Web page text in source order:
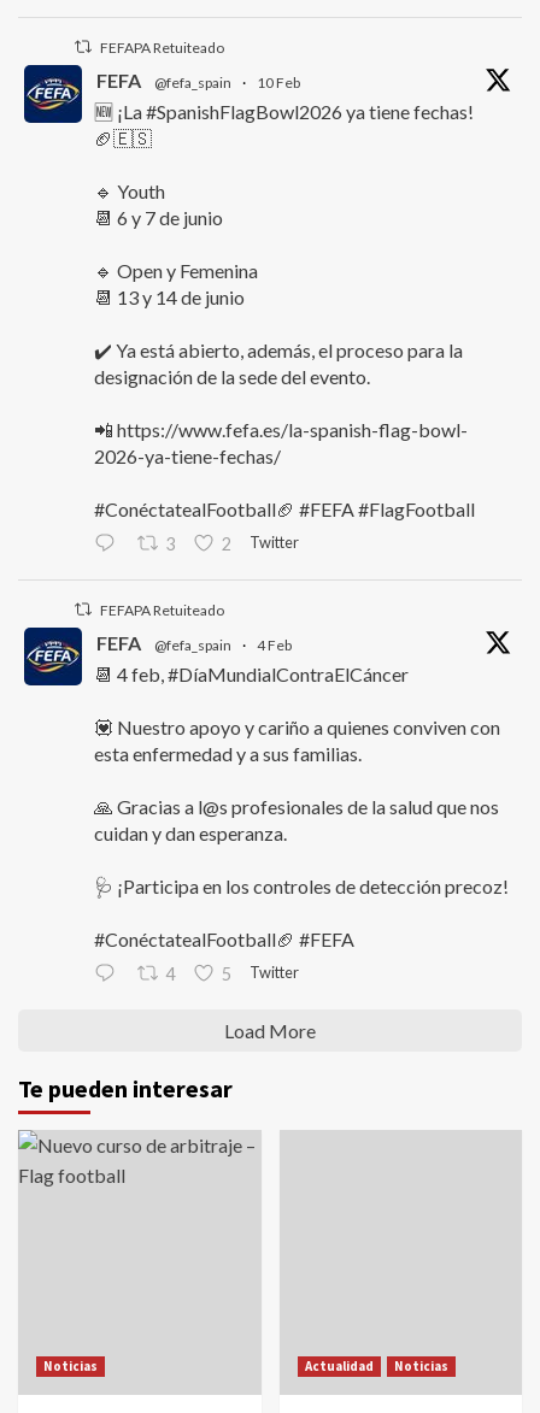
FEFAPA Retuiteado
FEFA @fefa_spain · 10 Feb
🆕 ¡La #SpanishFlagBowl2026 ya tiene fechas!
🏈🇪🇸
🔹 Youth
📆 6 y 7 de junio
🔹 Open y Femenina
📆 13 y 14 de junio
✔️ Ya está abierto, además, el proceso para la
designación de la sede del evento.
📲 https://www.fefa.es/la-spanish-flag-bowl-
2026-ya-tiene-fechas/
#ConéctatealFootball🏈 #FEFA #FlagFootball
3 2 Twitter
FEFAPA Retuiteado
FEFA @fefa_spain · 4 Feb
📆 4 feb, #DíaMundialContraElCáncer
💟 Nuestro apoyo y cariño a quienes conviven con
esta enfermedad y a sus familias.
🙏 Gracias a l@s profesionales de la salud que nos
cuidan y dan esperanza.
🩺 ¡Participa en los controles de detección precoz!
#ConéctatealFootball🏈 #FEFA
4 5 Twitter
Load More
Te pueden interesar
Noticias Actualidad Noticias